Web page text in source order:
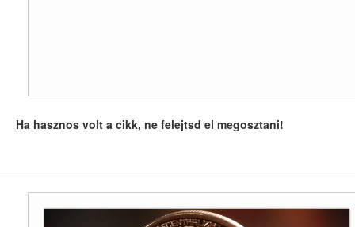
Ha hasznos volt a cikk, ne felejtsd el megosztani!